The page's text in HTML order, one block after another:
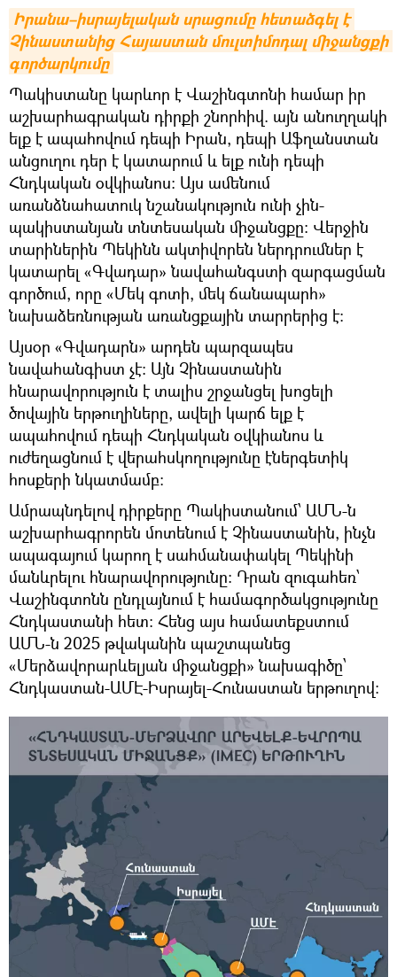
Իրանա–իսրայելական սրացումը հետաձգել է
Չինաստանից Հայաստան մուլտիմոդալ միջանցքի
գործարկումը
Պակիստանը կարևոր է Վաշինգտոնի համար իր
աշխարհագրական դիրքի շնորհիվ. այն անուղղակի
ելք է ապահովում դեպի Իրան, դեպի Աֆղանստան
անցուղու դեր է կատարում և ելք ունի դեպի
Հնդկական օվկիանոս։ Այս ամենում
առանձնահատուկ նշանակություն ունի չին-
պակիստանյան տնտեսական միջանցքը։ Վերջին
տարիներին Պեկինն ակտիվորեն ներդրումներ է
կատարել «Գվադար» նավահանգստի զարգացման
գործում, որը «Մեկ գոտի, մեկ ճանապարհ»
նախաձեռնության առանցքային տարրերից է։
Այսօր «Գվադարն» արդեն պարզապես
նավահանգիստ չէ։ Այն Չինաստանին
հնարավորություն է տալիս շրջանցել խոցելի
ծովային երթուղիները, ավելի կարճ ելք է
ապահովում դեպի Հնդկական օվկիանոս և
ուժեղացնում է վերահսկողությունը էներգետիկ
հոսքերի նկատմամբ։
Ամրապնդելով դիրքերը Պակիստանում՝ ԱՄՆ-ն
աշխարհագրորեն մոտենում է Չինաստանին, ինչն
ապագայում կարող է սահմանափակել Պեկինի
մանևրելու հնարավորությունը։ Դրան զուգահեռ՝
Վաշինգտոնն ընդլայնում է համագործակցությունը
Հնդկաստանի հետ։ Հենց այս համատեքստում
ԱՄՆ-ն 2025 թվականին պաշտպանեց
«Մերձավորարևելյան միջանցքի» նախագիծը՝
Հնդկաստան-ԱՄԷ-Իսրայել-Հունաստան երթուղով։